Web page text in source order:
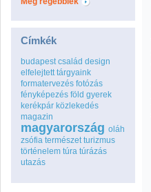
Címkék
budapest család design
elfelejtett tárgyaink
formatervezés fotózás
fényképezés föld gyerek
kerékpár közlekedés
magazin
magyarország oláh
zsófia természet turizmus
történelem túra túrázás
utazás